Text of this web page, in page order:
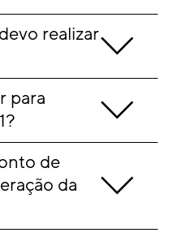
realizar
para
de
da